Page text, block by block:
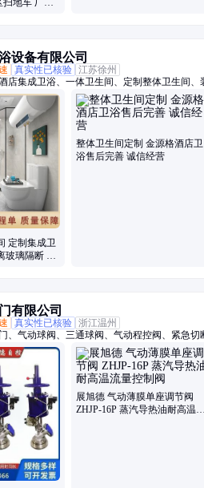
地车 厂家
设备有限公司
真实性已核验 江苏徐州
店集成卫浴、一体卫生间、定制整体卫生间
体淋浴房、一体式卫生间、酒店整体卫生间
生间
定制集成卫
璃隔断 多
整体卫生间定制 金源格酒店卫
浴售后完善 诚信经营
有限公司
真实性已核验 浙江温州
、气动球阀、三通球阀、气动程控阀、紧急
蝶阀、气动衬氟蝶阀、气动衬氟球阀、气动
展旭德 气动薄膜单座调节阀
ZHJP-16P 蒸汽导热油耐高温